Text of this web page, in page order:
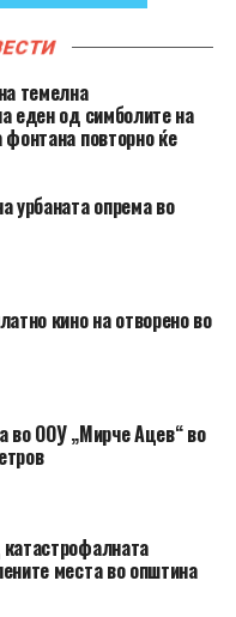
темелна
еден од симболите на
фонтана повторно ќе
урбаната опрема во
кино на отворено во
во ООУ „Мирче Ацев“ во
места во општина